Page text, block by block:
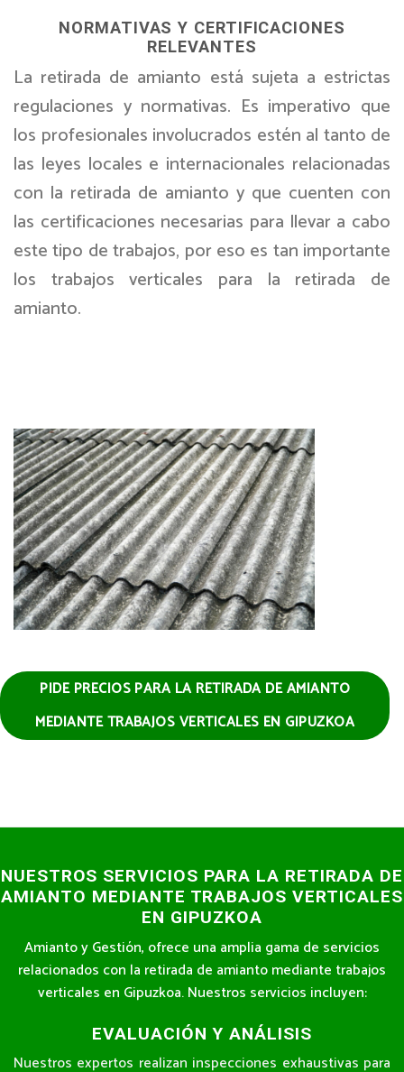
NORMATIVAS Y CERTIFICACIONES
RELEVANTES
La retirada de amianto está sujeta a estrictas
regulaciones y normativas. Es imperativo que
los profesionales involucrados estén al tanto de
las leyes locales e internacionales relacionadas
con la retirada de amianto y que cuenten con
las certificaciones necesarias para llevar a cabo
este tipo de trabajos, por eso es tan importante
los trabajos verticales para la retirada de
amianto.
PIDE PRECIOS PARA LA RETIRADA DE AMIANTO
MEDIANTE TRABAJOS VERTICALES EN GIPUZKOA
NUESTROS SERVICIOS PARA LA RETIRADA DE
AMIANTO MEDIANTE TRABAJOS VERTICALES
EN GIPUZKOA
Amianto y Gestión, ofrece una amplia gama de servicios
relacionados con la retirada de amianto mediante trabajos
verticales en Gipuzkoa. Nuestros servicios incluyen:
EVALUACIÓN Y ANÁLISIS
Nuestros expertos realizan inspecciones exhaustivas para